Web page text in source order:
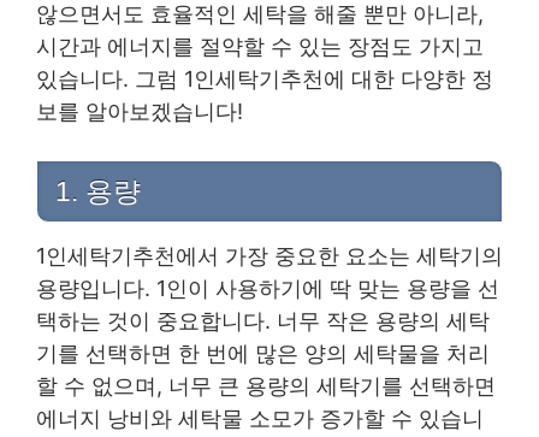
않으면서도 효율적인 세탁을 해줄 뿐만 아니라,
시간과 에너지를 절약할 수 있는 장점도 가지고
있습니다. 그럼 1인세탁기추천에 대한 다양한 정
보를 알아보겠습니다!
1. 용량
1인세탁기추천에서 가장 중요한 요소는 세탁기의
용량입니다. 1인이 사용하기에 딱 맞는 용량을 선
택하는 것이 중요합니다. 너무 작은 용량의 세탁
기를 선택하면 한 번에 많은 양의 세탁물을 처리
할 수 없으며, 너무 큰 용량의 세탁기를 선택하면
에너지 낭비와 세탁물 소모가 증가할 수 있습니